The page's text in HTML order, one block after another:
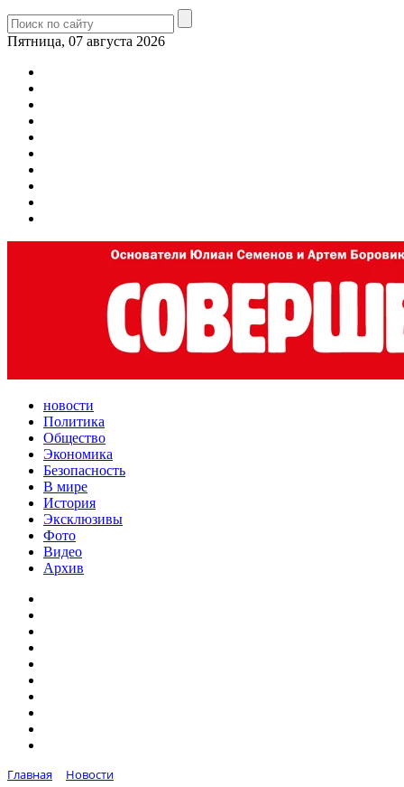
Пятница, 07 августа 2026
новости
Политика
Общество
Экономика
Безопасность
В мире
История
Эксклюзивы
Фото
Видео
Архив
Главная
Новости